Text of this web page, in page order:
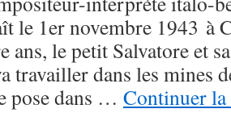
!
le 1er novembre 1943 à
ans, le petit Salvatore et
travailler dans les mines
pose dans … Continuer